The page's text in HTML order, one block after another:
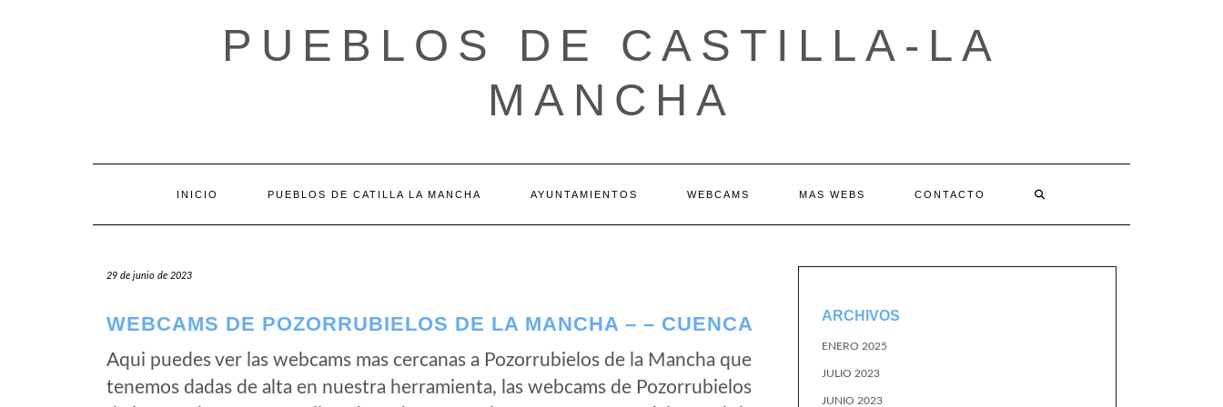
PUEBLOS DE CASTILLA-LA
MANCHA
INICIO PUEBLOS DE CATILLA LA MANCHA AYUNTAMIENTOS WEBCAMS MAS WEBS CONTACTO
29 de junio de 2023
WEBCAMS DE POZORRUBIELOS DE LA MANCHA – – CUENCA
Aqui puedes ver las webcams mas cercanas a Pozorrubielos de la Mancha que
tenemos dadas de alta en nuestra herramienta, las webcams de Pozorrubielos
ARCHIVOS
ENERO 2025
JULIO 2023
JUNIO 2023